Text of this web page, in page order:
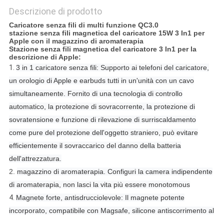
Descrizione di prodotto
Caricatore senza fili di multi funzione QC3.0
stazione senza fili magnetica del caricatore 15W 3 In1 per
Apple con il magazzino di aromaterapia
Stazione senza fili magnetica del caricatore 3 In1 per la
descrizione di Apple:
1. 3 in 1 caricatore senza fili: Supporto ai telefoni del caricatore,
un orologio di Apple e earbuds tutti in un'unità con un cavo
simultaneamente. Fornito di una tecnologia di controllo
automatico, la protezione di sovracorrente, la protezione di
sovratensione e funzione di rilevazione di surriscaldamento
come pure del protezione dell'oggetto straniero, può evitare
efficientemente il sovraccarico del danno della batteria
dell'attrezzatura.
2. magazzino di aromaterapia. Configuri la camera indipendente
di aromaterapia, non lasci la vita più essere monotomous
4. Magnete forte, antisdrucciolevole: Il magnete potente
incorporato, compatibile con Magsafe, silicone antiscorrimento al